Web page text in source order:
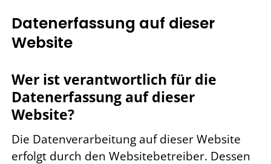
Datenerfassung auf dieser
Website
Wer ist verantwortlich für die
Datenerfassung auf dieser
Website?
Die Datenverarbeitung auf dieser Website
erfolgt durch den Websitebetreiber. Dessen